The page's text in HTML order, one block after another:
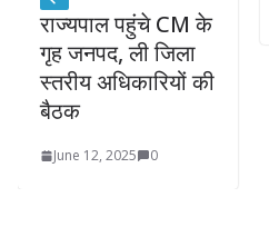
राज्यपाल पहुंचे CM के
गृह जनपद, ली जिला
स्तरीय अधिकारियों की
बैठक
June 12, 2025 0